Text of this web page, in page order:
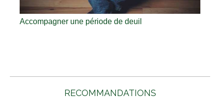
Accompagner une période de deuil
RECOMMANDATIONS